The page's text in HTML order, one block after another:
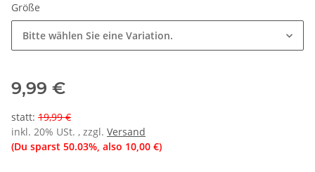
Größe
Bitte wählen Sie eine Variation.
9,99 €
statt: 19,99 €
inkl. 20% USt. , zzgl. Versand
(Du sparst 50.03%, also 10,00 €)